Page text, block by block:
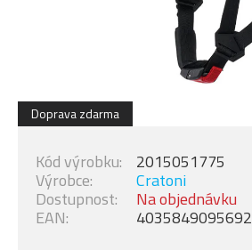
Doprava zdarma
Dostupnost: Na objednávku
Výrobce: Cratoni
Kód výrobku: 2015051775
EAN: 4035849095692